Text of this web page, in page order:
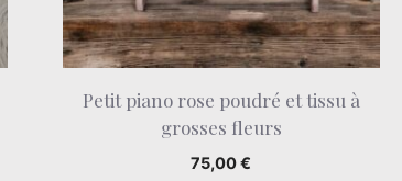
Petit piano rose poudré et tissu à
grosses fleurs
75,00€